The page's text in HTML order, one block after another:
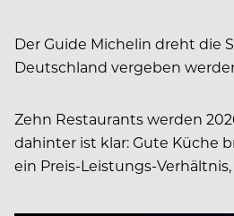
Der Guide Michelin dreht die
Deutschland vergeben
Zehn Restaurants werden
dahinter ist klar: Gute Küche
ein Preis-Leistungs-